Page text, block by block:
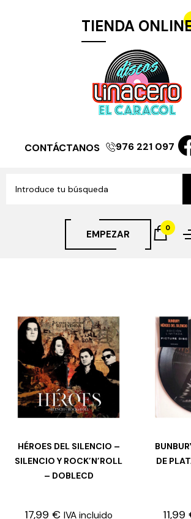
TIENDA
CONTÁCTANOS 976 221 097
EMPEZAR
0
SELECCIONAR OPCIONES
HÉROES DEL SILENCIO –
SILENCIO Y ROCK’N’ROLL
– DOBLECD
17,99 € IVA incluido
DE
11,99